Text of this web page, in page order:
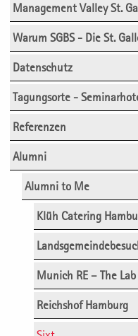
Management Valley St.
Warum SGBS - Die St.
Datenschutz
Tagungsorte -
Referenzen
Alumni
Alumni to Me
Klüh Catering
Munich RE – The Lab
Reichshof Hamburg